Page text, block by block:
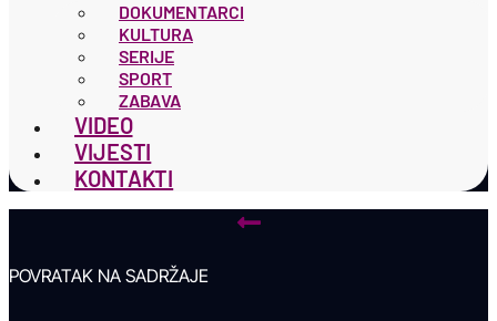
DOKUMENTARCI
KULTURA
SERIJE
SPORT
ZABAVA
VIDEO
VIJESTI
KONTAKTI
POVRATAK NA SADRŽAJE